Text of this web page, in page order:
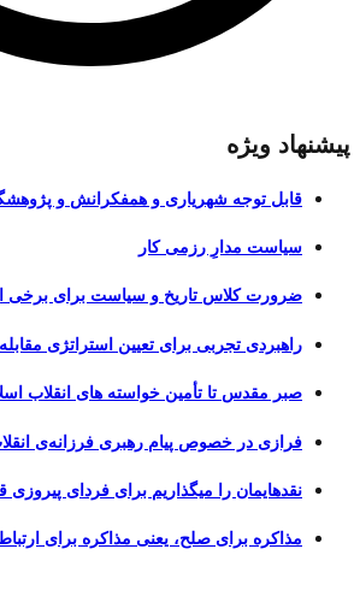
پیشنهاد ویژه
قابل توجه شهریاری و همفکرانش و
سیاست مدارِ رزمی کار
ضرورت کلاس تاریخ و سیاست برای برخی
راهبردی تجربی برای تعیین استراتژی
صبر مقدس تا تأمین خواسته های انقلاب
فرازی در خصوص پیام رهبری فرزانه‌ی
نقدهایمان را میگذاریم برای فردای
مذاکره برای صلح، یعنی مذاکره برای